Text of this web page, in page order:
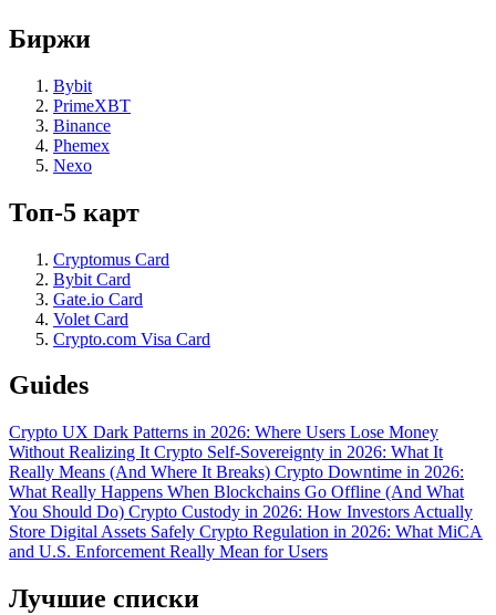
Биржи
Bybit
PrimeXBT
Binance
Phemex
Nexo
Топ-5 карт
Cryptomus Card
Bybit Card
Gate.io Card
Volet Card
Crypto.com Visa Card
Guides
Crypto UX Dark Patterns in 2026: Where Users Lose Money
Without Realizing It Crypto Self-Sovereignty in 2026: What It
Really Means (And Where It Breaks) Crypto Downtime in 2026:
What Really Happens When Blockchains Go Offline (And What
You Should Do) Crypto Custody in 2026: How Investors Actually
Store Digital Assets Safely Crypto Regulation in 2026: What MiCA
and U.S. Enforcement Really Mean for Users
Лучшие списки